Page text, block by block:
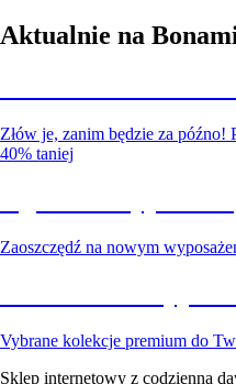
Aktualnie na
Złów je, zanim będzie za
40% taniej
Zaoszczędź na nowym
Vybrane kolekcje premium do
Sklep internetowy z codzienną